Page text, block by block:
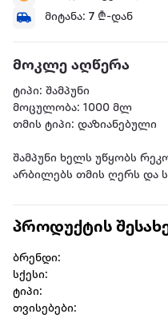
მიტანა: 7 ₾-დან
მოკლე აღწერა
ტიპი: შამპუნი
მოცულობა: 1000 მლ
თმის ტიპი: დაზიანებული
შამპუნი ხელს უწყობს
არბილებს თმის ღერს და
პროდუქტის
ბრენდი:
სქესი:
ტიპი:
თვისებები: